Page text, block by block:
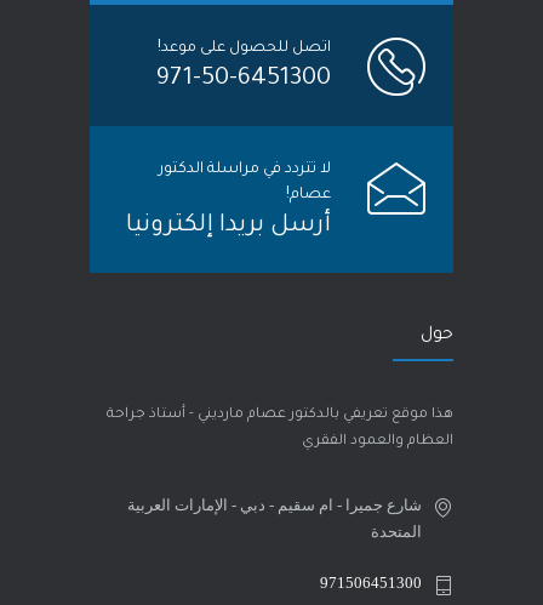
اتصل للحصول على موعد!
971-50-6451300
لا تتردد في مراسلة الدكتور
عصام!
أرسل بريدا إلكترونيا
حول
هذا موقع تعريفي بالدكتور عصام مارديني - أستاذ جراحة
العظام والعمود الفقري
شارع جميرا - ام سقيم - دبي - الإمارات العربية
المتحدة
971506451300